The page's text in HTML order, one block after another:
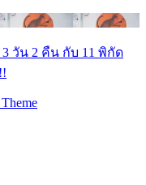
3 วัน 2 คืน กับ 11 พิกัด